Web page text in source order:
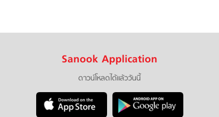
Sanook Application
ดาวน์โหลดได้แล้ววันนี้